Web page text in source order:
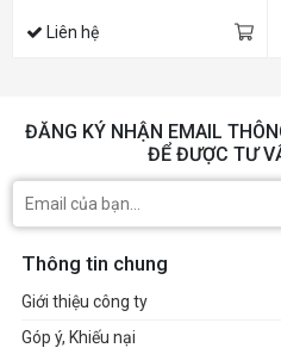
Liên hệ
ĐĂNG KÝ NHẬN EMAIL
ĐỂ ĐƯỢC TƯ
Thông tin chung
Giới thiệu công ty
Góp ý, Khiếu nại